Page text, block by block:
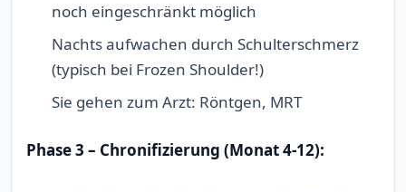
noch eingeschränkt möglich
Nachts aufwachen durch Schulterschmerz
(typisch bei Frozen Shoulder!)
Sie gehen zum Arzt: Röntgen, MRT
Phase 3 – Chronifizierung (Monat 4-12):